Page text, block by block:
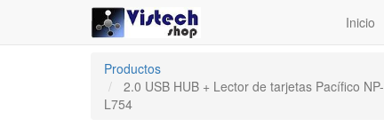
Inicio
Productos
2.0 USB HUB + Lector de tarjetas Pacífico NP-
L754